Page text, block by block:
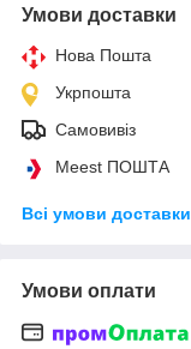
Умови доставки
Нова Пошта
Укрпошта
Самовивіз
Meest ПОШТА
Всі умови доставки
Умови оплати